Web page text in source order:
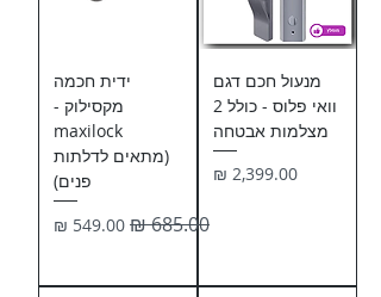
מנעול חכם דגם
וואי פלוס - כולל 2
מצלמות אבטחה
מחיר
ידית חכמה
מקסילוק -
maxilock
(מתאים לדלתות
פנים)
מחיר רגיל
מחיר מבצע